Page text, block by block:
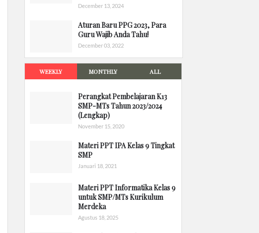
December 13, 2024
Aturan Baru PPG 2023, Para
Guru Wajib Anda Tahu!
December 03, 2022
WEEKLY MONTHLY ALL
Perangkat Pembelajaran K13
SMP-MTs Tahun 2023/2024
(Lengkap)
November 15, 2020
Materi PPT IPA Kelas 9 Tingkat
SMP
Januari 18, 2021
Materi PPT Informatika Kelas 9
untuk SMP/MTs Kurikulum
Merdeka
Agustus 18, 2025